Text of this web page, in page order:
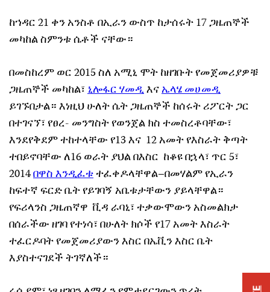
ከኀዳር 21 ቀን አንስቶ በኢራን ውስጥ ከታሰሩት 17 ጋዜጠኞች
መካከል ስምንቱ ሴቶች ናቸው።
በመስከረም ወር 2015 ስለ አሚኒ ሞት ከዘገቡት የመጀመሪያዎቹ
ጋዜጠኞች መካከል፣ኒሎፋር ሃመዲእናኤላሄ መሀመዲ
ይገኙበታል። እነዚህ ሁለት ሴት ጋዜጠኞች ከሰሩት ሪፖርት ጋር
በተገናኘ፣ የፀረ- መንግስት የወንጀል ክስ ተመስረቶባቸው፣
እንደየቅደም ተከተላቸው የ13 እና 12 አመት የእስራት ቅጣት
ተበይኖባቸው ለ16 ወራት ያህል በእስር ከቆዩ በኋላ፣ ጥር 5፣
2014በዋስ እንዲፈቱተፈቀዶላቸዋል–በመሃልም የኢራን
ከፍተኛ ፍርድ ቤት የይገባኝ አቤቱታቸውን ያይላቸዋል።
የፍሪላንስ ጋዜጠኛዋ ቪዳ ራባኒ፣ ተቃውሞውን አስመልክታ
በሰራችው ዘገባ የተነሳ፣ በሁለት ክሶች የ17 አመት እስራት
ተፈርዶባት የመጀመሪያውን እስር በኤቪን እስር ቤት
እያስተናገደች ትገኛለች።